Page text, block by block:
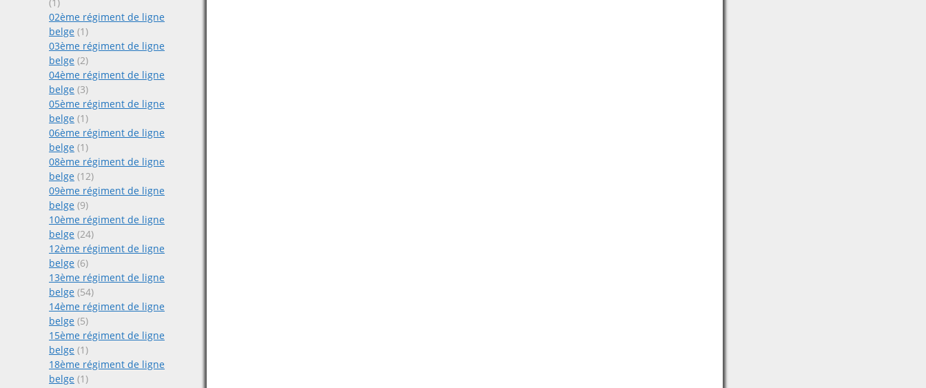
02ème régiment de ligne
belge (1)
03ème régiment de ligne
belge (2)
04ème régiment de ligne
belge (3)
05ème régiment de ligne
belge (1)
06ème régiment de ligne
belge (1)
08ème régiment de ligne
belge (12)
09ème régiment de ligne
belge (9)
10ème régiment de ligne
belge (24)
12ème régiment de ligne
belge (6)
13ème régiment de ligne
belge (54)
14ème régiment de ligne
belge (5)
15ème régiment de ligne
belge (1)
18ème régiment de ligne
belge (1)